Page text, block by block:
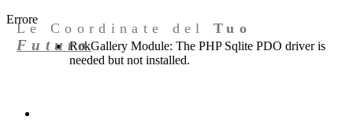
Errore
RokGallery Module: The PHP Sqlite PDO driver is
needed but not installed.
Le Coordinate delTuo
Futuro